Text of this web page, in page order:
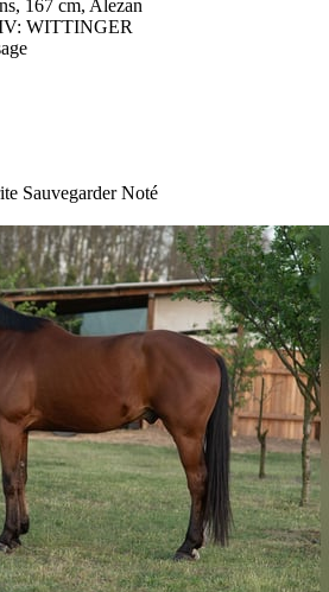
167 cm, Alezan
WITTINGER
Sauvegarder Noté